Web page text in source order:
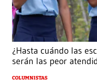
¿Hasta cuándo las
serán las peor
COLUMNISTAS